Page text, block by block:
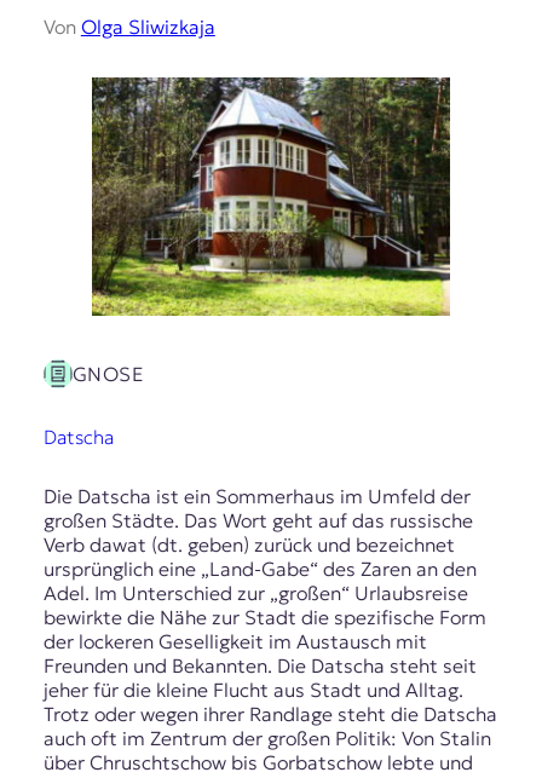
Von Olga Sliwizkaja
GNOSE
Datscha
Die Datscha ist ein Sommerhaus im Umfeld der
großen Städte. Das Wort geht auf das russische
Verb dawat (dt. geben) zurück und bezeichnet
ursprünglich eine „Land-Gabe“ des Zaren an den
Adel. Im Unterschied zur „großen“ Urlaubsreise
bewirkte die Nähe zur Stadt die spezifische Form
der lockeren Geselligkeit im Austausch mit
Freunden und Bekannten. Die Datscha steht seit
jeher für die kleine Flucht aus Stadt und Alltag.
Trotz oder wegen ihrer Randlage steht die Datscha
auch oft im Zentrum der großen Politik: Von Stalin
über Chruschtschow bis Gorbatschow lebte und